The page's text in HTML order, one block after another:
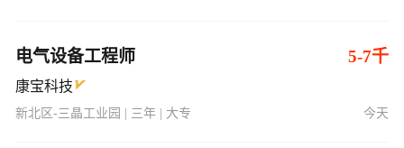
电气设备工程师 5-7千
康宝科技
新北区-三晶工业园 | 三年 | 大专 今天